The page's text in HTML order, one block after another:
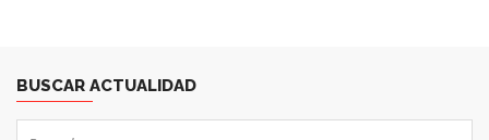
BUSCAR ACTUALIDAD